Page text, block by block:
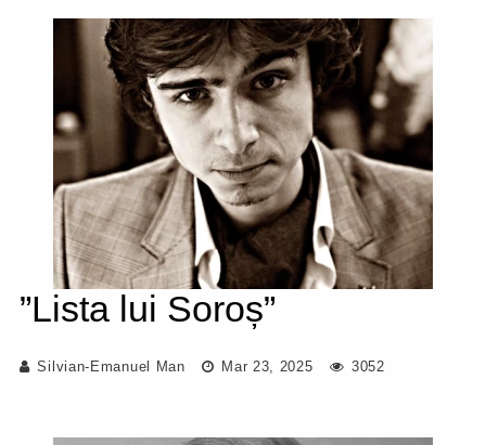
”Lista lui Soroș”
Silvian-Emanuel Man Mar 23, 2025 3052